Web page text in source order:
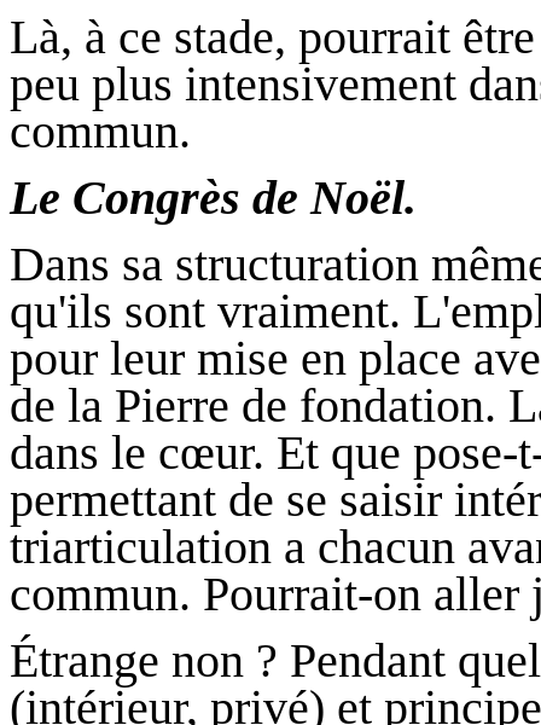
Là, à ce stade, pourrait
peu plus intensivement
commun.
Le Congrès de Noël.
Dans sa structuration
qu'ils sont vraiment.
pour leur mise en place
de la Pierre de fondation.
dans le cœur. Et que pose-
permettant de se saisir
triarticulation a chacun
commun. Pourrait-on aller
Étrange non ? Pendant
(intérieur, privé) et